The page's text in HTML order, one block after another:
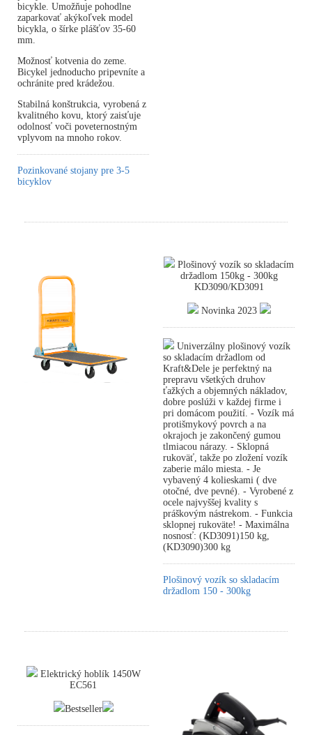
bicykle. Umožňuje pohodlne
zaparkovať akýkoľvek model
bicykla, o šírke plášťov 35-60
mm.
Možnosť kotvenia do zeme.
Bicykel jednoducho pripevníte a
ochránite pred krádežou.
Stabilná konštrukcia, vyrobená z
kvalitného kovu, ktorý zaisťuje
odolnosť voči poveternostným
vplyvom na mnoho rokov.
Pozinkované stojany pre 3-5
bicyklov
Plošinový vozík so skladacím
držadlom 150kg - 300kg
KD3090/KD3091
Novinka 2023
Univerzálny plošinový vozík
so skladacím držadlom od
Kraft&Dele je perfektný na
prepravu všetkých druhov
ťažkých a objemných nákladov,
dobre poslúži v každej firme i
pri domácom použití. - Vozík má
protišmykový povrch a na
okrajoch je zakončený gumou
tlmiacou nárazy. - Sklopná
rukoväť, takže po zložení vozík
zaberie málo miesta. - Je
vybavený 4 kolieskami ( dve
otočné, dve pevné). - Vyrobené z
ocele najvyššej kvality s
práškovým nástrekom. - Funkcia
sklopnej rukoväte! - Maximálna
nosnosť: (KD3091)150 kg,
(KD3090)300 kg
Plošinový vozík so skladacím
držadlom 150 - 300kg
Elektrický hoblík 1450W
EC561
Bestseller